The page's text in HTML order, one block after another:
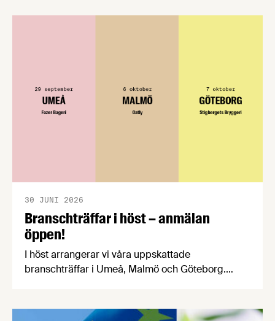
Branschträffar i höst – anmälan
öppen!
30 JUNI 2026
I höst arrangerar vi våra uppskattade
branschträffar i Umeå, Malmö och Göteborg.
kan träffa branschkollegor och utbyta